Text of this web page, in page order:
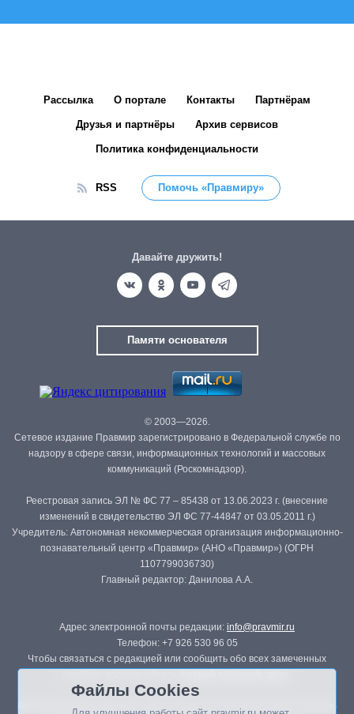
Рассылка О портале Контакты Партнёрам
Друзья и партнёры Архив сервисов
Политика конфиденциальности
RSS Помочь «Правмиру»
Давайте дружить!
Памяти основателя
© 2003—2026.
Сетевое издание Правмир зарегистрировано в Федеральной службе по
надзору в сфере связи, информационных технологий и массовых
коммуникаций (Роскомнадзор).
Реестровая запись ЭЛ № ФС 77 – 85438 от 13.06.2023 г. (внесение
изменений в свидетельство ЭЛ ФС 77-44847 от 03.05.2011 г.)
Учредитель: Автономная некоммерческая организация информационно-
познавательный центр «Правмир» (АНО «Правмир») (ОГРН
1107799036730)
Главный редактор: Данилова А.А.
Адрес электронной почты редакции: info@pravmir.ru
Телефон: +7 926 530 96 05
Чтобы связаться с редакцией или сообщить обо всех замеченных
Републикация материалов сайта в печатных изданиях (книгах, прессе)
Файлы Cookies